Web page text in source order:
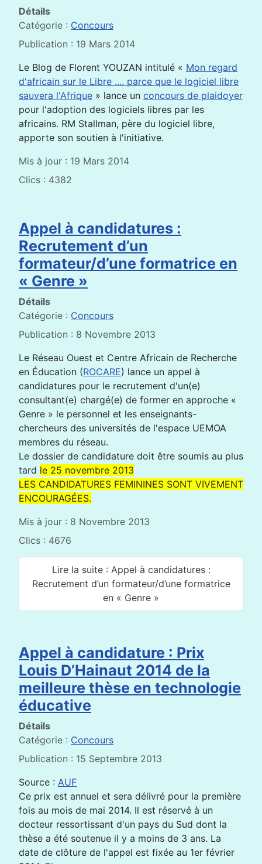
Détails
Catégorie : Concours
Publication : 19 Mars 2014
Le Blog de Florent YOUZAN intitulé « Mon regard
d'africain sur le Libre .... parce que le logiciel libre
sauvera l'Afrique » lance un concours de plaidoyer
pour l'adoption des logiciels libres par les
africains. RM Stallman, père du logiciel libre,
apporte son soutien à l'initiative.
Mis à jour : 19 Mars 2014
Clics : 4382
Appel à candidatures :
Recrutement d’un
formateur/d’une formatrice en
« Genre »
Détails
Catégorie : Concours
Publication : 8 Novembre 2013
Le Réseau Ouest et Centre Africain de Recherche
en Éducation (ROCARE) lance un appel à
candidatures pour le recrutement d'un(e)
consultant(e) chargé(e) de former en approche «
Genre » le personnel et les enseignants-
chercheurs des universités de l'espace UEMOA
membres du réseau.
Le dossier de candidature doit être soumis au plus
tard le 25 novembre 2013
LES CANDIDATURES FEMININES SONT VIVEMENT
ENCOURAGÉES.
Mis à jour : 8 Novembre 2013
Clics : 4676
Lire la suite : Appel à candidatures :
Recrutement d’un formateur/d’une formatrice
en « Genre »
Appel à candidature : Prix
Louis D’Hainaut 2014 de la
meilleure thèse en technologie
éducative
Détails
Catégorie : Concours
Publication : 15 Septembre 2013
Source : AUF
Ce prix est annuel et sera délivré pour la première
fois au mois de mai 2014. Il est réservé à un
docteur ressortissant d'un pays du Sud dont la
thèse a été soutenue il y a moins de 3 ans. La
date de clôture de l'appel est fixée au 1er février